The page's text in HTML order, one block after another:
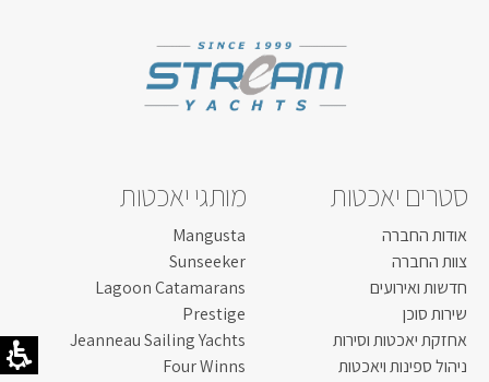
קרא עוד...
סטרים יאכטות
אודות החברה
צוות החברה
חדשות ואירועים
שירות סוכן
אחזקת יאכטות וסירות
ניהול ספינות ויאכטות
מותגי יאכטות
Mangusta
Sunseeker
Lagoon Catamarans
Prestige
Jeanneau Sailing Yachts
Four Winns